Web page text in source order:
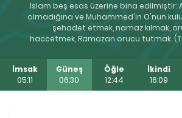
İslam beş esas üzerine bina edilmiştir:
olmadığına ve Muhammed'in O'nun
şehadet etmek, namaz kılmak,
haccetmek, Ramazan orucu tutmak.
İmsak
05:11
Güneş
06:30
Öğle
12:44
İkindi
16:09